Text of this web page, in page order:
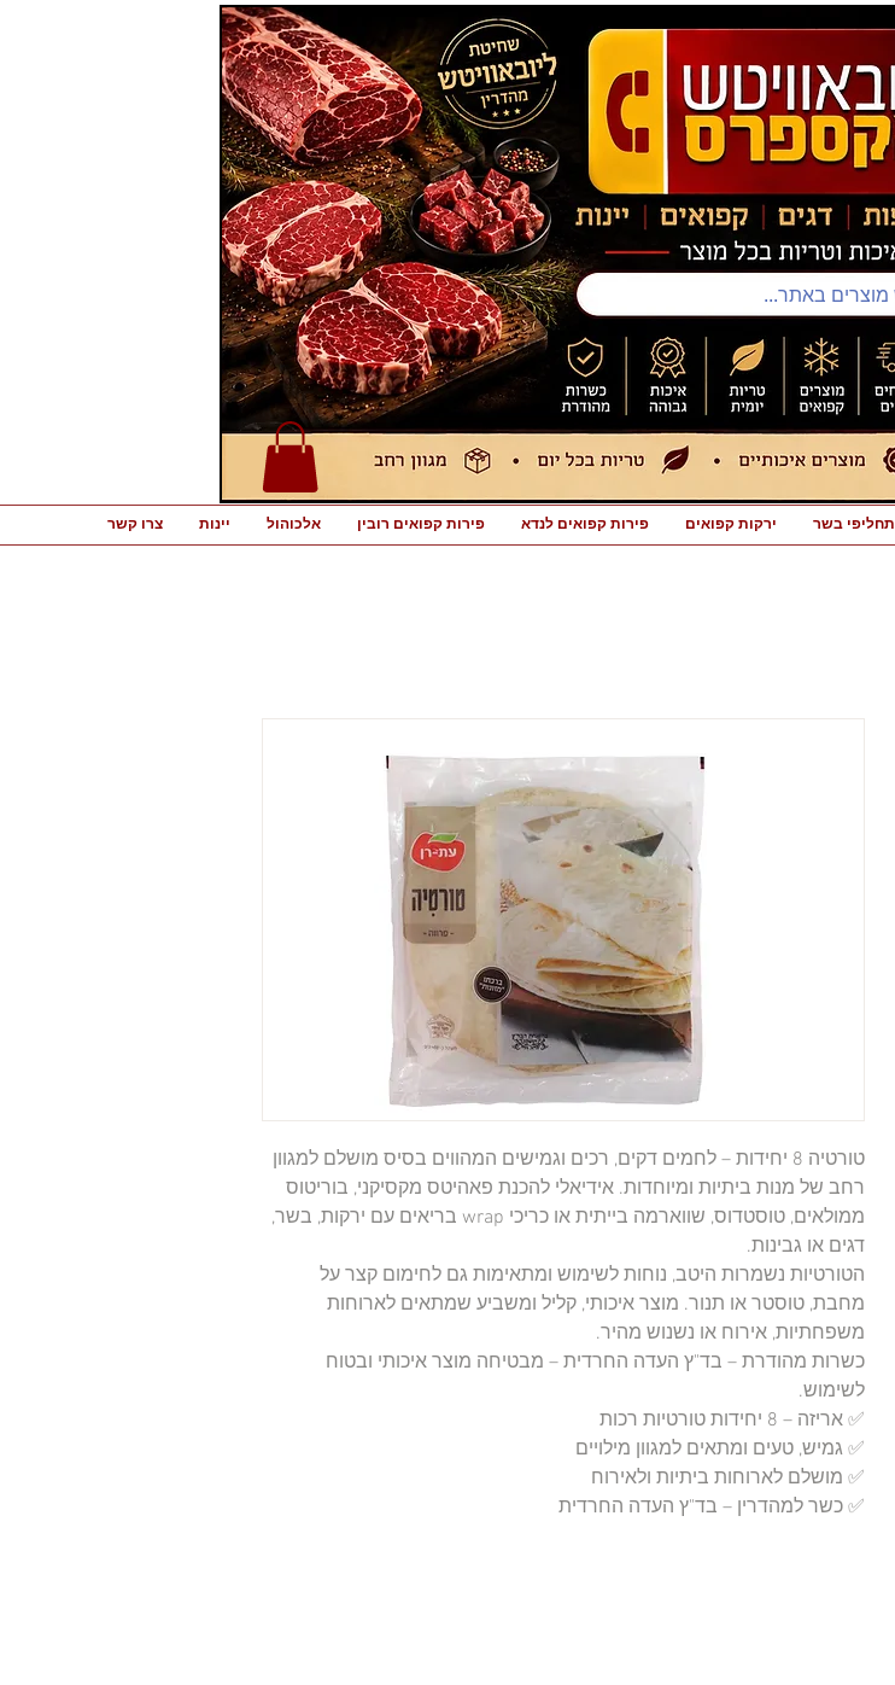
צרו קשר יינות אלכוהול פירות קפואים רובין פירות קפואים לנדא ירקות קפואים תחליפי בשר
טורטיה 8 יחידות – לחמים דקים, רכים וגמישים המהווים בסיס מושלם למגוון
רחב של מנות ביתיות ומיוחדות. אידיאלי להכנת פאהיטס מקסיקני, בוריטוס
ממולאים, טוסטדוס, שווארמה בייתית או כריכי wrap בריאים עם ירקות, בשר,
דגים או גבינות.
הטורטיות נשמרות היטב, נוחות לשימוש ומתאימות גם לחימום קצר על
מחבת, טוסטר או תנור. מוצר איכותי, קליל ומשביע שמתאים לארוחות
משפחתיות, אירוח או נשנוש מהיר.
כשרות מהודרת – בד"ץ העדה החרדית – מבטיחה מוצר איכותי ובטוח
לשימוש.
✅ אריזה – 8 יחידות טורטיות רכות
✅ גמיש, טעים ומתאים למגוון מילויים
✅ מושלם לארוחות ביתיות ולאירוח
✅ כשר למהדרין – בד"ץ העדה החרדית